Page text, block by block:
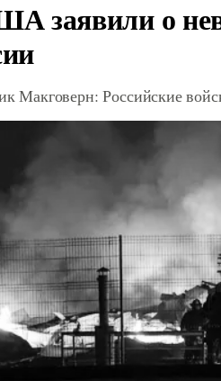
заявили о
Макговерн: Российские